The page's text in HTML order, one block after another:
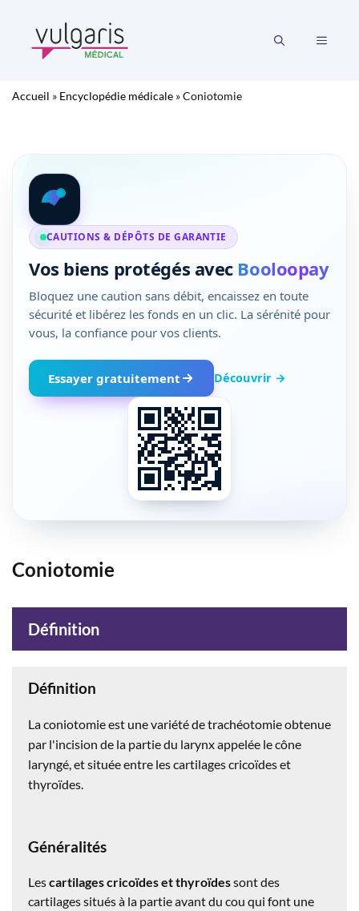
contenu
MENU
Accueil » Encyclopédie médicale »Coniotomie
CAUTIONS & DÉPÔTS DE GARANTIE
Vos biens protégés avec Booloopay
Bloquez une caution sans débit, encaissez en toute
sécurité et libérez les fonds en un clic. La sérénité pour
vous, la confiance pour vos clients.
Essayer gratuitement Découvrir →
Coniotomie
Définition
Définition
La coniotomie est une variétéde trachéotomie obtenue
par l'incision de la partie du larynx appelée le cône
laryngé, et située entre les cartilagescricoïdeset
thyroïdes.
Généralités
Lescartilages cricoïdes et thyroïdessont des
cartilages situés à la partie avant du cou qui font une